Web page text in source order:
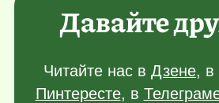
Давайте
Читайте нас в Дзене, в
Пинтересте, в